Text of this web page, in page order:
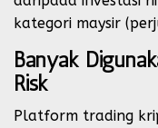
kategori maysir
Banyak
Risk
Platform trading